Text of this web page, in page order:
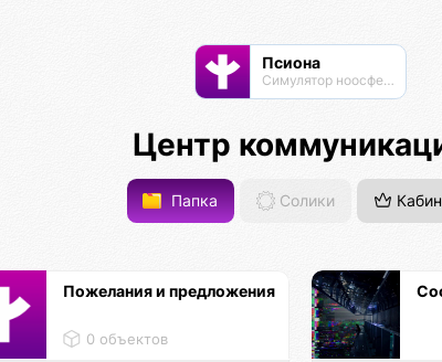
Псиона
Cимулятор ноосферы
Центр
Папка Солики
Пожелания и предложения
0 объектов